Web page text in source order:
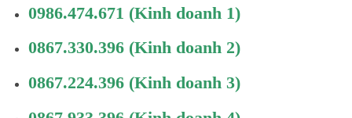
0986.474.671 (Kinh doanh 1)
0867.330.396(Kinh doanh 2)
0867.224.396(Kinh doanh 3)